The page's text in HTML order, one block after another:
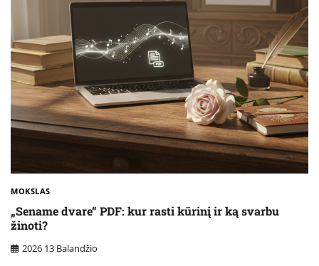
MOKSLAS
„Sename dvare“ PDF: kur rasti kūrinį ir ką svarbu
žinoti?
2026 13 Balandžio